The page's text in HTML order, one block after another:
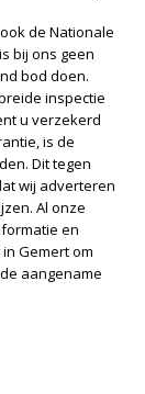
de Nationale
bij ons geen
bod doen.
inspectie
u verzekerd
is de
Dit tegen
wij adverteren
Al onze
en
Gemert om
aangename